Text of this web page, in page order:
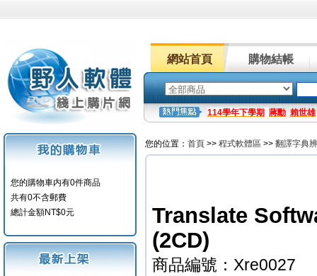
網站首頁 購物結帳
114學年下學期 蔣勳 賴世雄
您的購物車内有0件商品
共有0不含郵費
總計金額NT$0元
您的位置： 首頁 >> 程式軟體區 >> 翻譯字典
Translate
(2CD)
商品編號：Xre0027